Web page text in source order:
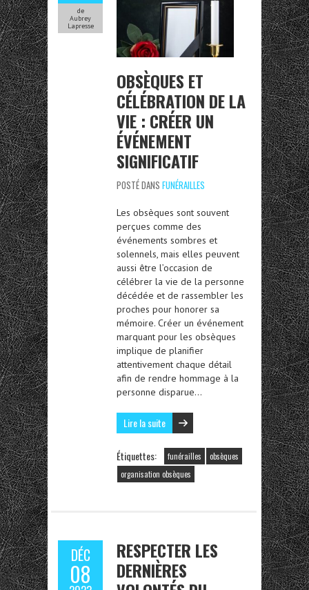
de
Aubrey
Lapresse
OBSÈQUES ET
CÉLÉBRATION DE LA
VIE : CRÉER UN
ÉVÉNEMENT
SIGNIFICATIF
POSTÉ DANS FUNÉRAILLES
Les obsèques sont souvent
perçues comme des
événements sombres et
solennels, mais elles peuvent
aussi être l’occasion de
célébrer la vie de la personne
décédée et de rassembler les
proches pour honorer sa
mémoire. Créer un événement
marquant pour les obsèques
implique de planifier
attentivement chaque détail
afin de rendre hommage à la
personne disparue…
Lire la suite
Étiquettes: funérailles
obsèques
organisation obsèques
DÉC
08
RESPECTER LES
DERNIÈRES